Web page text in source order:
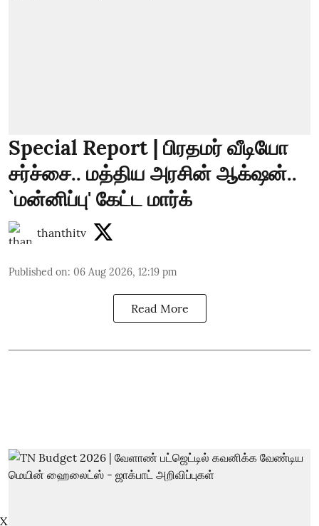
Special Report | பிரதமர் வீடியோ
சர்ச்சை.. மத்திய அரசின் ஆக்‌ஷன்..
`மன்னிப்பு' கேட்ட மார்க்
thanthitv
Published on: 06 Aug 2026, 12:19 pm
Read More
X